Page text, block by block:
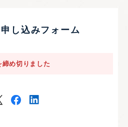
し込みフォーム
締め切りました